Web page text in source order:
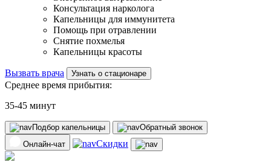
Консультация нарколога
Капельницы для иммунитета
Помощь при отравлении
Снятие похмелья
Капельницы красоты
Вызвать врача Узнать о стационаре
Среднее время прибытия:
35-45 минут
Подбор капельницы
Обратный звонок
Онлайн-чат
Скидки